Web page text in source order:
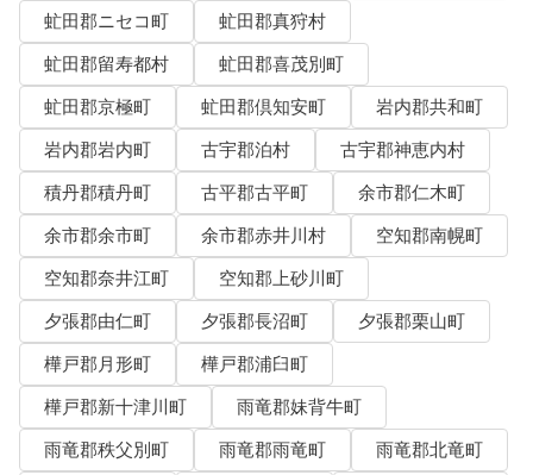
虻田郡ニセコ町
虻田郡真狩村
虻田郡留寿都村
虻田郡喜茂別町
虻田郡京極町
虻田郡倶知安町
岩内郡共和町
岩内郡岩内町
古宇郡泊村
古宇郡神恵内村
積丹郡積丹町
古平郡古平町
余市郡仁木町
余市郡余市町
余市郡赤井川村
空知郡南幌町
空知郡奈井江町
空知郡上砂川町
夕張郡由仁町
夕張郡長沼町
夕張郡栗山町
樺戸郡月形町
樺戸郡浦臼町
樺戸郡新十津川町
雨竜郡妹背牛町
雨竜郡秩父別町
雨竜郡雨竜町
雨竜郡北竜町